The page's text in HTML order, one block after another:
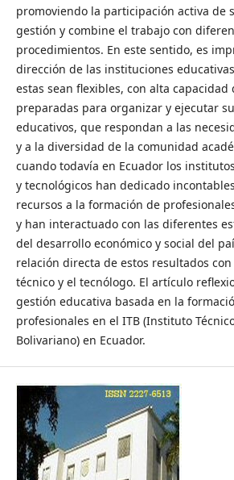
promoviendo la participación activa de
gestión y combine el trabajo con
procedimientos. En este sentido, es
dirección de las instituciones
estas sean flexibles, con alta capacidad
preparadas para organizar y ejecutar
educativos, que respondan a las
y a la diversidad de la comunidad
cuando todavía en Ecuador los
y tecnológicos han dedicado
recursos a la formación de
y han interactuado con las diferentes
del desarrollo económico y social del
relación directa de estos resultados
técnico y el tecnólogo. El artículo
gestión educativa basada en la
profesionales en el ITB (Instituto
Bolivariano) en Ecuador.